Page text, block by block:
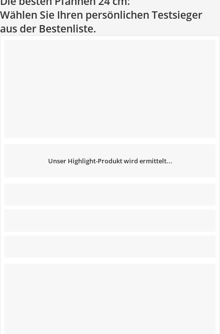
Wählen Sie Ihren persönlichen Testsieger
aus der Bestenliste.
Unser Highlight-Produkt wird ermittelt...